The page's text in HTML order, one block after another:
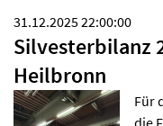
31.12.2025 22:00:00
Silvesterbilanz
Heilbronn
Für
die